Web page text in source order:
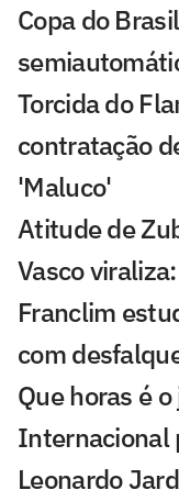
Copa do
Torcida do
contratação
'Maluco'
Atitude de
Vasco
Franclim
com
Que horas é
Internacional
Leonardo